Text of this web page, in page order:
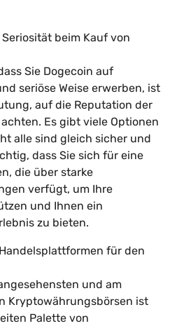
beim Kauf von
Sie Dogecoin auf
seriöse Weise erwerben, ist
auf die Reputation der
Es gibt viele Optionen
alle sind gleich sicher und
dass Sie sich für eine
die über starke
verfügt, um Ihre
und Ihnen ein
zu bieten.
für den
und am
Kryptowährungsbörsen ist
Palette von